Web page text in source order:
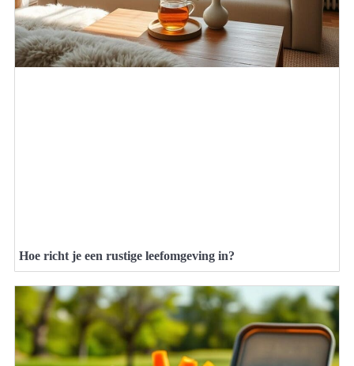
Hoe richt je een rustige leefomgeving in?